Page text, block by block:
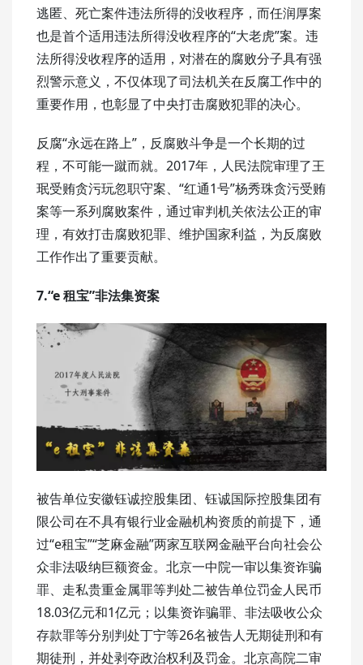
逃匿、死亡案件违法所得的没收程序，而任润厚案
也是首个适用违法所得没收程序的“大老虎”案。违
法所得没收程序的适用，对潜在的腐败分子具有强
烈警示意义，不仅体现了司法机关在反腐工作中的
重要作用，也彰显了中央打击腐败犯罪的决心。
反腐“永远在路上”，反腐败斗争是一个长期的过
程，不可能一蹴而就。2017年，人民法院审理了王
珉受贿贪污玩忽职守案、“红通1号”杨秀珠贪污受贿
案等一系列腐败案件，通过审判机关依法公正的审
理，有效打击腐败犯罪、维护国家利益，为反腐败
工作作出了重要贡献。
7.“e 租宝”非法集资案
被告单位安徽钰诚控股集团、钰诚国际控股集团有
限公司在不具有银行业金融机构资质的前提下，通
过“e租宝”“芝麻金融”两家互联网金融平台向社会公
众非法吸纳巨额资金。北京一中院一审以集资诈骗
罪、走私贵重金属罪等判处二被告单位罚金人民币
18.03亿元和1亿元；以集资诈骗罪、非法吸收公众
存款罪等分别判处丁宁等26名被告人无期徒刑和有
期徒刑，并处剥夺政治权利及罚金。北京高院二审